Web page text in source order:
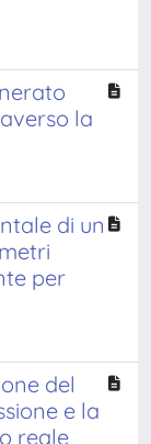
la
di un
per
del
e la
reale